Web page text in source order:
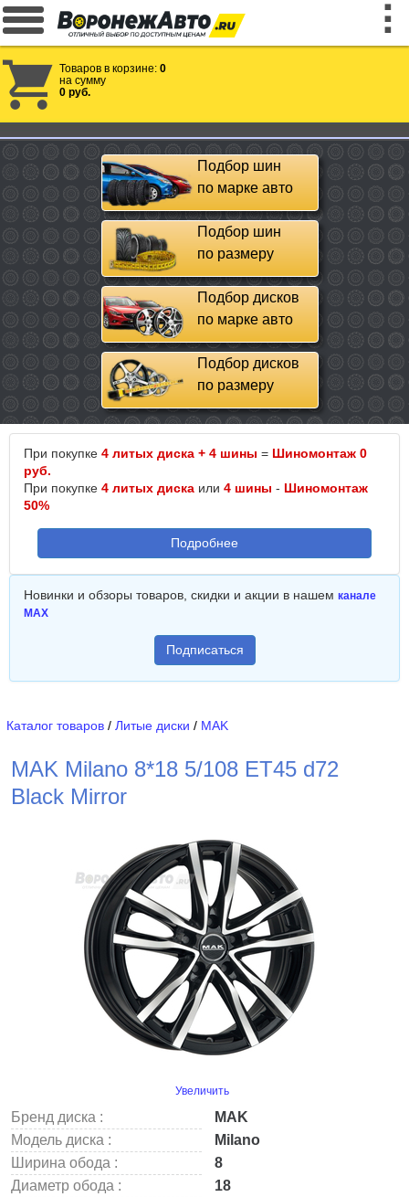
Товаров в корзине: 0
на сумму
0 руб.
Подбор шин
по марке авто
Подбор шин
по размеру
Подбор дисков
по марке авто
Подбор дисков
по размеру
При покупке 4 литых диска + 4 шины = Шиномонтаж 0
руб.
При покупке 4 литых диска или 4 шины - Шиномонтаж
50%
Подробнее
Новинки и обзоры товаров, скидки и акции в нашем канале
MAX
Подписаться
Каталог товаров / Литые диски / MAK
MAK Milano 8*18 5/108 ET45 d72
Black Mirror
Увеличить
Бренд диска :
MAK
Модель диска :
Milano
Ширина обода :
8
Диаметр обода :
18